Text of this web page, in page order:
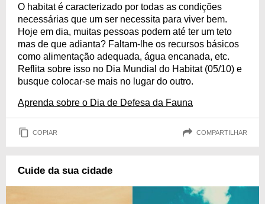
O habitat é caracterizado por todas as condições
necessárias que um ser necessita para viver bem.
Hoje em dia, muitas pessoas podem até ter um teto
mas de que adianta? Faltam-lhe os recursos básicos
como alimentação adequada, água encanada, etc.
Reflita sobre isso no Dia Mundial do Habitat (05/10) e
busque colocar-se mais no lugar do outro.
Aprenda sobre o Dia de Defesa da Fauna
COPIAR COMPARTILHAR
Cuide da sua cidade